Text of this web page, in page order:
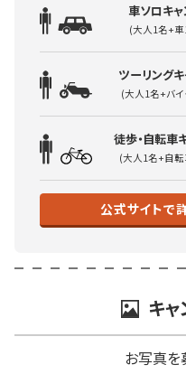
車ソロキャ
(大人1名+車
ツーリング
(大人1名+バ
徒歩・自転車
(大人1名+自
公式サイトで
キ
お写真を